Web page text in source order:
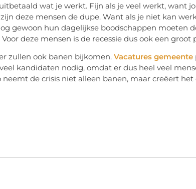
wat je werkt. Fijn als je veel werkt, want
deze mensen de dupe. Want als je niet kan
gewoon hun dagelijkse boodschappen moeten
deze mensen is de recessie dus ook een groot
zullen ook banen bijkomen. Vacatures gemeente
kandidaten nodig, omdat er dus heel veel
de crisis niet alleen banen, maar creëert het